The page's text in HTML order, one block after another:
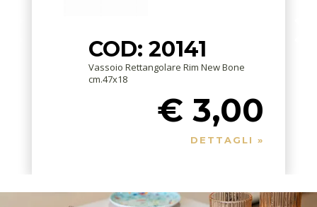
COD: 20141
Vassoio Rettangolare Rim New Bone
cm.47x18
€ 3,00
DETTAGLI »